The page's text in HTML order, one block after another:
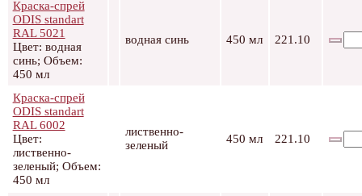
Краска-спрей
ODIS standart
RAL 5021
Цвет: водная
синь; Объем:
450 мл
водная синь 450 мл 221.10
Краска-спрей
ODIS standart
RAL 6002
Цвет:
лиственно-
зеленый; Объем:
450 мл
лиственно-
зеленый
450 мл 221.10